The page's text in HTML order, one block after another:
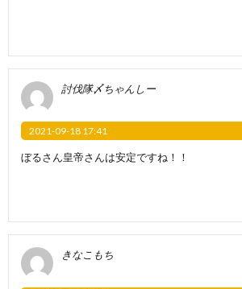
討伐隊〆ちゃんしー
2021-09-18 17:41
ぼるさん皇帝さんは安定ですね！！
きなこもち